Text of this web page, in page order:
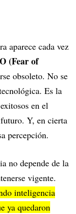
aparece cada vez
(Fear of
obsoleto. No se
Es la
en el
Y, en cierta
percepción.
no depende de la
vigente.
inteligencia
ya quedaron